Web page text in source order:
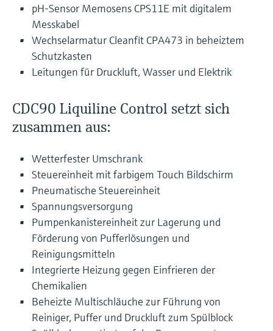
pH-Sensor Memosens CPS11E mit digitalem
Messkabel
Wechselarmatur Cleanfit CPA473 in beheiztem
Schutzkasten
Leitungen für Druckluft, Wasser und Elektrik
CDC90 Liquiline Control setzt sich
zusammen aus:
Wetterfester Umschrank
Steuereinheit mit farbigem Touch Bildschirm
Pneumatische Steuereinheit
Spannungsversorgung
Pumpenkanistereinheit zur Lagerung und
Förderung von Pufferlösungen und
Reinigungsmitteln
Integrierte Heizung gegen Einfrieren der
Chemikalien
Beheizte Multischläuche zur Führung von
Reiniger, Puffer und Druckluft zum Spülblock